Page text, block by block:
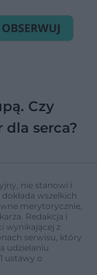
Czy
dla serca?
nie stanowi i
wszelkich
merytorycznie,
Redakcja i
wynikającej z
serwisu, który
udzielaniu
ustawy o